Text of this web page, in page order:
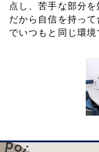
点し、苦手な部分
だから自信を持っ
でいつもと同じ環境